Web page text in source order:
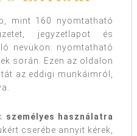
mint 160 nyomtatható
jegyzetlapot és
nevükön: nyomtatható
során. Ezen az oldalon
az eddigi munkáimról,
személyes használatra
cserébe annyit kérek,